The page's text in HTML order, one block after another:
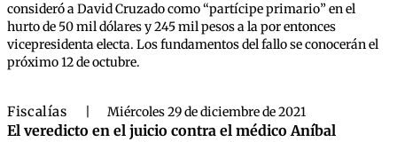
consideró a David Cruzado como “partícipe primario” en el
hurto de 50 mil dólares y 245 mil pesos a la por entonces
vicepresidenta electa. Los fundamentos del fallo se conocerán el
próximo 12 de octubre.
Fiscalías Miércoles 29 de diciembre de 2021
El veredicto en el juicio contra el médico Aníbal